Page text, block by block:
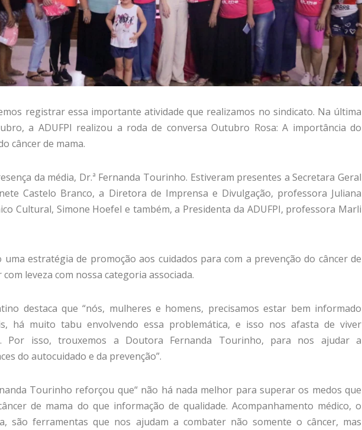
registrar essa importante atividade que realizamos no sindicato. Na última
a ADUFPI realizou a roda de conversa Outubro Rosa: A importância do
câncer de mama.
da média, Dr.ª Fernanda Tourinho. Estiveram presentes a Secretara Geral
Castelo Branco, a Diretora de Imprensa e Divulgação, professora Juliana
Cultural, Simone Hoefel e também, a Presidenta da ADUFPI, professora Marli
estratégia de promoção aos cuidados para com a prevenção do câncer de
leveza com nossa categoria associada.
destaca que “nós, mulheres e homens, precisamos estar bem informado
há muito tabu envolvendo essa problemática, e isso nos afasta de viver
Por isso, trouxemos a Doutora Fernanda Tourinho, para nos ajudar a
do autocuidado e da prevenção”.
Tourinho reforçou que“ não há nada melhor para superar os medos que
de mama do que informação de qualidade. Acompanhamento médico, o
são ferramentas que nos ajudam a combater não somente o câncer, mas